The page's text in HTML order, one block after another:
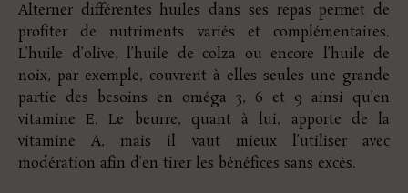
Alterner différentes huiles dans ses repas permet de
profiter de nutriments variés et complémentaires.
L’huile d’olive, l’huile de colza ou encore l’huile de
noix, par exemple, couvrent à elles seules une grande
partie des besoins en oméga 3, 6 et 9 ainsi qu’en
vitamine E. Le beurre, quant à lui, apporte de la
vitamine A, mais il vaut mieux l’utiliser avec
modération afin d’en tirer les bénéfices sans excès.